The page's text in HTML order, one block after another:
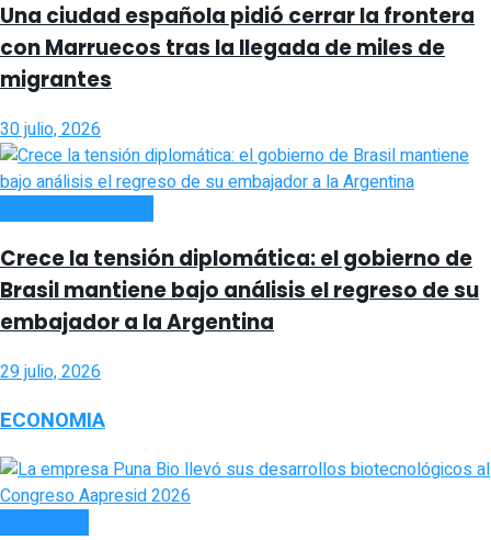
Una ciudad española pidió cerrar la frontera
con Marruecos tras la llegada de miles de
migrantes
30 julio, 2026
Crece la tensión diplomática: el gobierno de
Brasil mantiene bajo análisis el regreso de su
embajador a la Argentina
29 julio, 2026
ECONOMIA